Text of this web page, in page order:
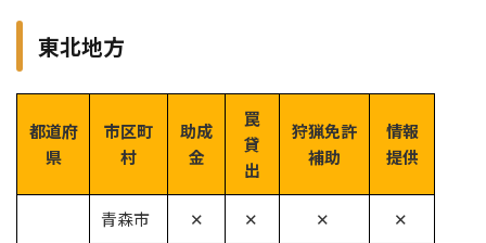
東北地方
都道府
県
市区町
村
助成
金
罠
貸
出
狩猟免許
補助
情報
提供
青森市 ✕ ✕ ✕ ✕